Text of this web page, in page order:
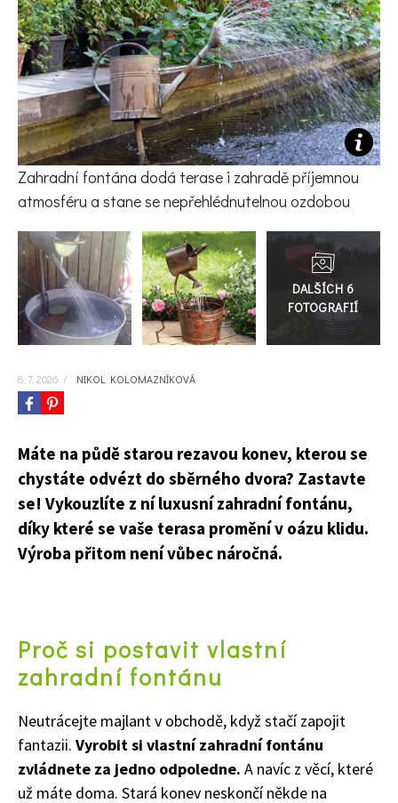
KVÍZY A TESTY
Zahradní fontána dodá terase i zahradě příjemnou
atmosféru a stane se nepřehlédnutelnou ozdobou
Přejít
do
galerie
8. 7. 2026 / NIKOL KOLOMAZNÍKOVÁ
Máte na půdě starou rezavou konev, kterou se
chystáte odvézt do sběrného dvora? Zastavte
se! Vykouzlíte z ní luxusní zahradní fontánu,
díky které se vaše terasa promění v oázu klidu.
Výroba přitom není vůbec náročná.
Proč si postavit vlastní
zahradní fontánu
Neutrácejte majlant v obchodě, když stačí zapojit
fantazii. Vyrobit si vlastní zahradní fontánu
zvládnete za jedno odpoledne. A navíc z věcí, které
už máte doma. Stará konev neskončí někde na